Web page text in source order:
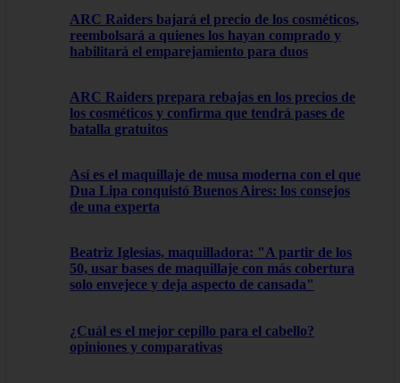
ARC Raiders bajará el precio de los cosméticos,
reembolsará a quienes los hayan comprado y
habilitará el emparejamiento para duos
ARC Raiders prepara rebajas en los precios de
los cosméticos y confirma que tendrá pases de
batalla gratuitos
Así es el maquillaje de musa moderna con el que
Dua Lipa conquistó Buenos Aires: los consejos
de una experta
Beatriz Iglesias, maquilladora: "A partir de los
50, usar bases de maquillaje con más cobertura
solo envejece y deja aspecto de cansada"
¿Cuál es el mejor cepillo para el cabello?
opiniones y comparativas